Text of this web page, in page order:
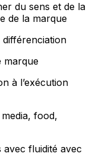
du sens et de la
de la marque
différenciation
marque
à l’exécution
food,
fluidité avec